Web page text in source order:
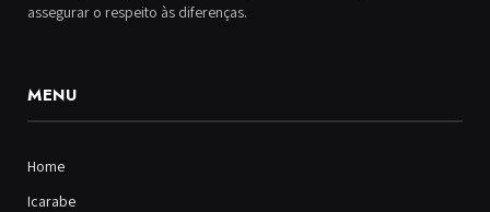
assegurar o respeito às diferenças.
MENU
Home
Icarabe